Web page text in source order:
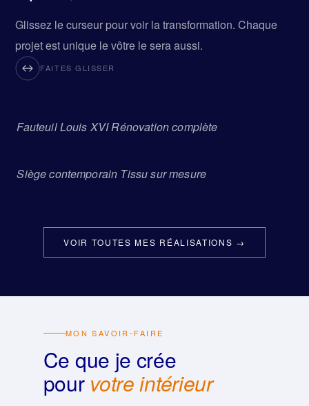
Glissez le curseur pour voir la transformation. Chaque
projet est unique le vôtre le sera aussi.
FAITES GLISSER
Fauteuil Louis XVI Rénovation complète
Siège contemporain Tissu sur mesure
VOIR TOUTES MES RÉALISATIONS →
MON SAVOIR-FAIRE
Ce que je crée
pourvotre intérieur